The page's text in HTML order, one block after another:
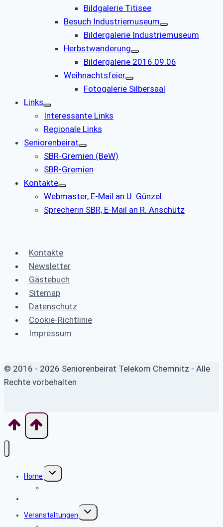
Bildgalerie Titisee
Besuch Industriemuseum
Bildergalerie Industriemuseum
Herbstwanderung
Bildergalerie 2016.09.06
Weihnachtsfeier
Fotogalerie Silbersaal
Links
Interessante Links
Regionale Links
Seniorenbeirat
SBR-Gremien (BeW)
SBR-Gremien
Kontakte
Webmaster, E-Mail an U. Günzel
Sprecherin SBR, E-Mail an R. Anschütz
Kontakte
Newsletter
Gästebuch
Sitemap
Datenschutz
Cookie-Richtlinie
Impressum
© 2016 - 2026 Seniorenbeirat Telekom Chemnitz - Alle
Rechte vorbehalten
Home
Untermenü
umschalten
Veranstaltungen
Untermenü
umschalten